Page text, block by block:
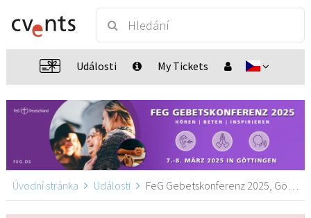
Události My Tickets
Úvodní stránka Události FeG Gebetskonferenz 2025, Göttingen